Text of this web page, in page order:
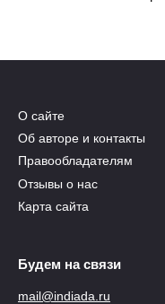
О сайте
Об авторе и контакты
Правообладателям
Отзывы о нас
Карта сайта
Будем на связи
mail@indiada.ru